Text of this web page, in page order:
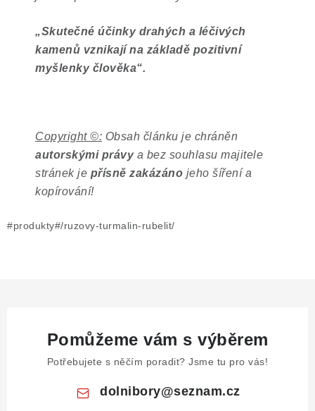
„Skutečné účinky drahých a léčivých
kamenů vznikají na základě pozitivní
myšlenky člověka“.
Copyright ©: Obsah článku je chráněn
autorskými právya bez souhlasu majitele
stránek je přísně zakázáno jeho šíření a
kopírování!
#produkty#/ruzovy-turmalin-rubelit/
Pomůžeme vám s výběrem
Potřebujete s něčím poradit? Jsme tu pro vás!
dolnibory@seznam.cz